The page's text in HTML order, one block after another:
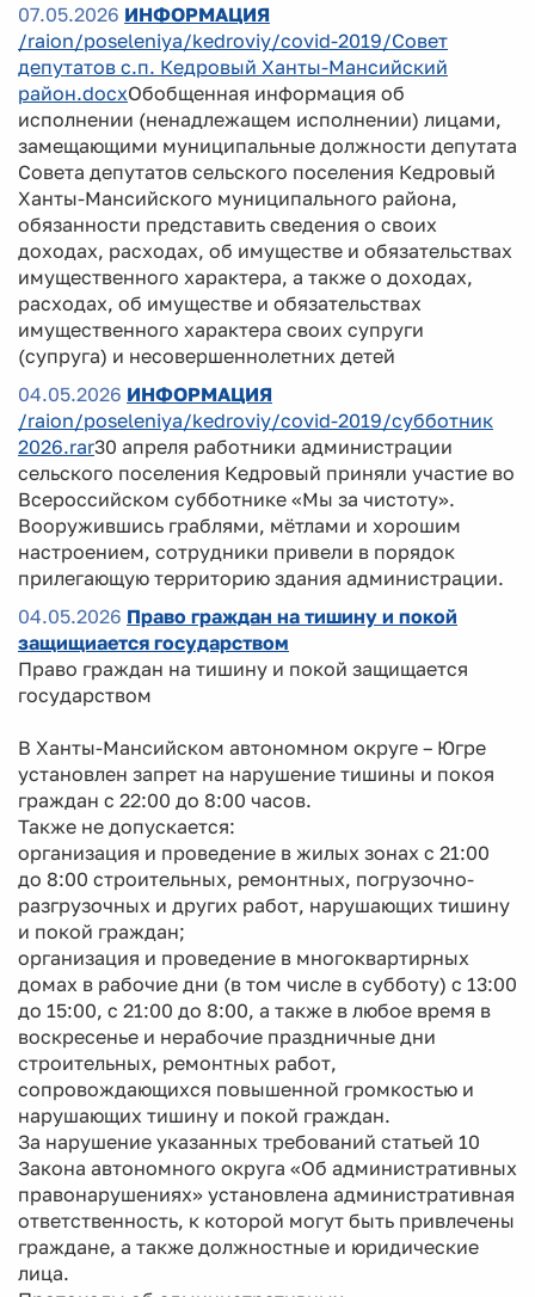
07.05.2026 ИНФОРМАЦИЯ
/raion/poseleniya/kedroviy/covid-2019/Совет
депутатов с.п. Кедровый Ханты-Мансийский
район.docxОбобщенная информация об
исполнении (ненадлежащем исполнении) лицами,
замещающими муниципальные должности депутата
Совета депутатов сельского поселения Кедровый
Ханты-Мансийского муниципального района,
обязанности представить сведения о своих
доходах, расходах, об имуществе и обязательствах
имущественного характера, а также о доходах,
расходах, об имуществе и обязательствах
имущественного характера своих супруги
(супруга) и несовершеннолетних детей
04.05.2026 ИНФОРМАЦИЯ
/raion/poseleniya/kedroviy/covid-2019/субботник
2026.rar30 апреля работники администрации
сельского поселения Кедровый приняли участие во
Всероссийском субботнике «Мы за чистоту».
Вооружившись граблями, мётлами и хорошим
настроением, сотрудники привели в порядок
прилегающую территорию здания администрации.
04.05.2026 Право граждан на тишину и покой
защищиается государством
Право граждан на тишину и покой защищается
государством
В Ханты-Мансийском автономном округе – Югре
установлен запрет на нарушение тишины и покоя
граждан с 22:00 до 8:00 часов.
Также не допускается:
организация и проведение в жилых зонах с 21:00
до 8:00 строительных, ремонтных, погрузочно-
разгрузочных и других работ, нарушающих тишину
и покой граждан;
организация и проведение в многоквартирных
домах в рабочие дни (в том числе в субботу) с 13:00
до 15:00, с 21:00 до 8:00, а также в любое время в
воскресенье и нерабочие праздничные дни
строительных, ремонтных работ,
сопровождающихся повышенной громкостью и
нарушающих тишину и покой граждан.
За нарушение указанных требований статьей 10
Закона автономного округа «Об административных
правонарушениях» установлена административная
ответственность, к которой могут быть привлечены
граждане, а также должностные и юридические
лица.